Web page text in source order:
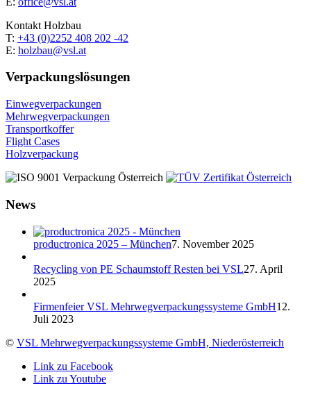
Kontakt Holzbau
T: +43 (0)2252 408 202 -42
E: holzbau@vsl.at
Verpackungs­lösungen
Einwegverpackungen
Mehrwegverpackungen
Transportkoffer
Flight Cases
Holzverpackung
News
productronica 2025 – München7. November 2025
Recycling von PE Schaumstoff Resten bei VSL27. April
2025
Firmenfeier VSL Mehrwegverpackungssysteme GmbH12.
Juli 2023
© VSL Mehrwegverpackungssysteme GmbH, Niederösterreich
Link zu Facebook
Link zu Youtube